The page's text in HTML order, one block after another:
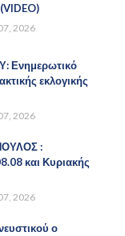
2026
Ενημερωτικό
εκλογικής
2026
:
και Κυριακής
2026
ο